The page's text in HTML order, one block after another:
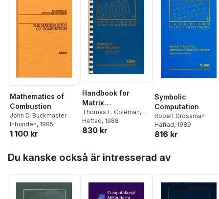
Mathematics of
Combustion
John D. Buckmaster
Inbunden, 1985
1 100 kr
Handbook for
Matrix
Computations
Thomas F. Coleman,
Charles Van Loan
Häftad, 1988
830 kr
Symbolic
Computation
Robert Grossman
Häftad, 1989
816 kr
Du kanske också är intresserad av